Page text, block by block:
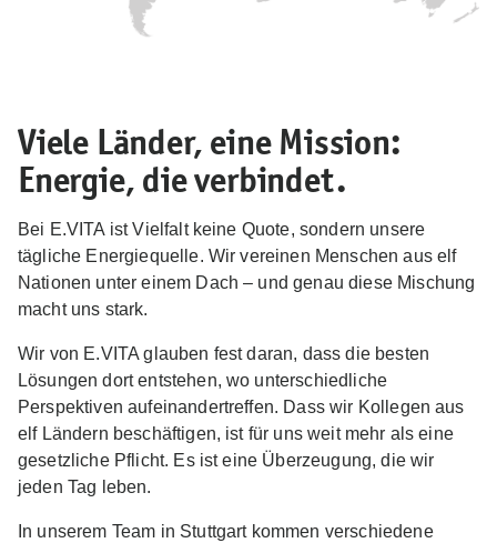
Viele Länder, eine Mission:
Energie, die verbindet.
Bei E.VITA ist Vielfalt keine Quote, sondern unsere
tägliche Energiequelle. Wir vereinen Menschen aus elf
Nationen unter einem Dach – und genau diese Mischung
macht uns stark.
Wir von E.VITA glauben fest daran, dass die besten
Lösungen dort entstehen, wo unterschiedliche
Perspektiven aufeinandertreffen. Dass wir Kollegen aus
elf Ländern beschäftigen, ist für uns weit mehr als eine
gesetzliche Pflicht. Es ist eine Überzeugung, die wir
jeden Tag leben.
In unserem Team in Stuttgart kommen verschiedene